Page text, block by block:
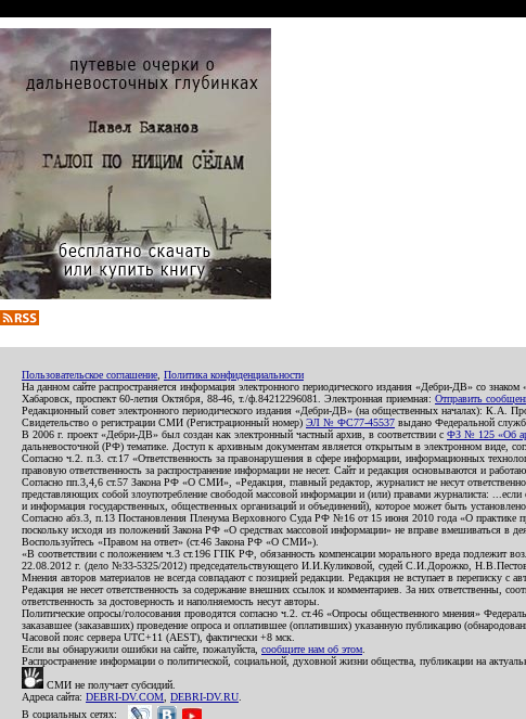
Пользовательское соглашение Политика конфиденциальности
На данном сайте распространяется информация электронного периодического издания «Дебри-ДВ» со
Хабаровск, проспект 60-летия Октября, 88-46, т./ф.84212296081. Электронная приемная: Отправить
Редакционный совет электронного периодического издания «Дебри-ДВ» (на общественных
Свидетельство о регистрации СМИ (Регистрационный номер) ЭЛ № ФС77-45537 выдано Федеральной
В 2006 г. проект «Дебри-ДВ» был создан как электронный частный архив, в соответствии с ФЗ № 125 «Об
дальневосточной (РФ) тематике. Доступ к архивным документам является открытым в электронном виде,
Согласно ч.2. п.3. ст.17 «Ответственность за правонарушения в сфере информации, информационных
правовую ответственность за распространение информации не несет. Сайт и редакция основываются и
Согласно пп.3,4,6 ст.57 Закона РФ «О СМИ», «Редакция, главный редактор, журналист не несут
представляющих собой злоупотребление свободой массовой информации и (или) правами журналиста:
и информация государственных, общественных организаций и объединений), которое может быть
Согласно абз.3, п.13 Постановления Пленума Верховного Суда РФ №16 от 15 июня 2010 года «О практике
поскольку исходя из положений Закона РФ «О средствах массовой информации» не вправе вмешиваться в
Воспользуйтесь «Правом на ответ» (ст.46 Закона РФ «О СМИ»).
«В соответствии с положением ч.3 ст.196 ГПК РФ, обязанность компенсации морального вреда подлежит
22.08.2012 г. (дело №33-5325/2012) председательствующего И.И.Куликовой, судей С.И.Дорожко,
Мнения авторов материалов не всегда совпадают с позицией редакции. Редакция не вступает в переписку с
Редакция не несет ответственность за содержание внешних ссылок и комментариев. За них ответственны,
ответственность за достоверность и наполняемость несут авторы.
Политические опросы/голосования проводятся согласно ч.2. ст.46 «Опросы общественного мнения»
заказавшее (заказавших) проведение опроса и оплатившее (оплативших) указанную публикацию
Часовой пояс сервера UTC+11 (AEST), фактически +8 мск.
Если вы обнаружили ошибки на сайте, пожалуйста, сообщите нам об этом
Распространение информации о политической, социальной, духовной жизни общества, публикации на
СМИ не получает субсидий.
Адреса сайта: DEBRI-DV.COM DEBRI-DV.RU
В социальных сетях: